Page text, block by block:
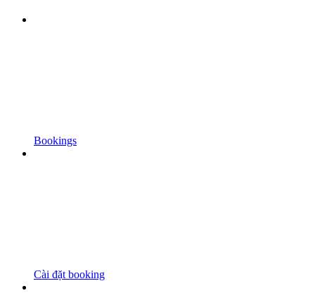
Bookings
Cài đặt booking